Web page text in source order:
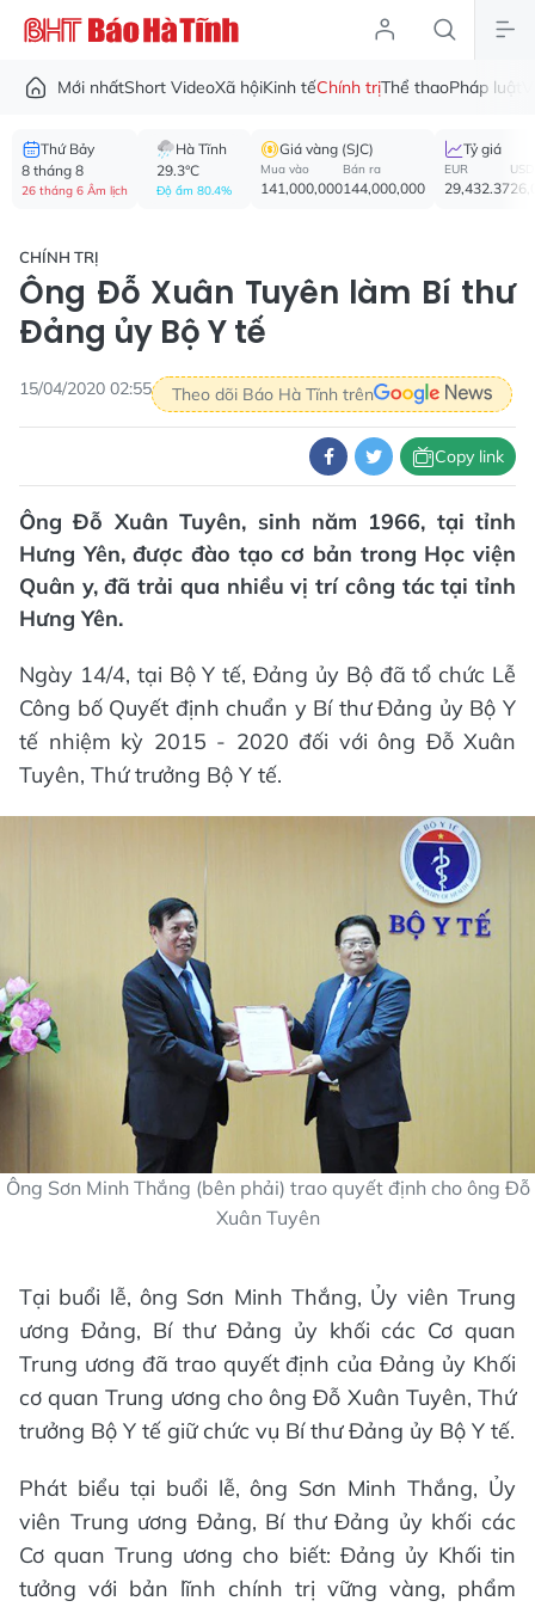
Mới nhấtShort VideoXã hộiKinh tếChính trịThể thaoPháp luật
Thứ Bảy
8 tháng 8
26 tháng 6 Âm lịch
Hà Tĩnh
29.3°C
Độ ẩm 80.4%
Giá vàng (SJC)
Mua vào
141,000,000
Bán ra
144,000,000
Tỷ giá
EUR
29,432.37
USD
CHÍNH TRỊ
Ông Đỗ Xuân Tuyên làm Bí thư
Đảng ủy Bộ Y tế
15/04/2020 02:55 Theo dõi Báo Hà Tĩnh trên
Copy link
Ông Đỗ Xuân Tuyên, sinh năm 1966, tại tỉnh
Hưng Yên, được đào tạo cơ bản trong Học viện
Quân y, đã trải qua nhiều vị trí công tác tại tỉnh
Hưng Yên.
Ngày 14/4, tại Bộ Y tế, Đảng ủy Bộ đã tổ chức Lễ
Công bố Quyết định chuẩn y Bí thư Đảng ủy Bộ Y
tế nhiệm kỳ 2015 - 2020 đối với ông Đỗ Xuân
Tuyên, Thứ trưởng Bộ Y tế.
Ông Sơn Minh Thắng (bên phải) trao quyết định cho ông Đỗ
Xuân Tuyên
Tại buổi lễ, ông Sơn Minh Thắng, Ủy viên Trung
ương Đảng, Bí thư Đảng ủy khối các Cơ quan
Trung ương đã trao quyết định của Đảng ủy Khối
cơ quan Trung ương cho ông Đỗ Xuân Tuyên, Thứ
trưởng Bộ Y tế giữ chức vụ Bí thư Đảng ủy Bộ Y tế.
Phát biểu tại buổi lễ, ông Sơn Minh Thắng, Ủy
viên Trung ương Đảng, Bí thư Đảng ủy khối các
Cơ quan Trung ương cho biết: Đảng ủy Khối tin
tưởng với bản lĩnh chính trị vững vàng, phẩm